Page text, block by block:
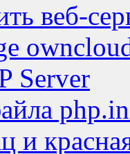
веб-
Server
и